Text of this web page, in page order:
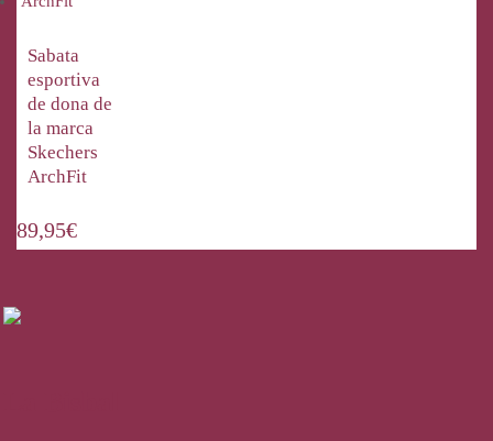
Sabata
esportiva
de dona de
la marca
Skechers
ArchFit
89,95€